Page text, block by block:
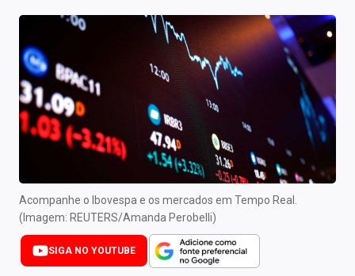
Newsletters
Cotações
Comprar ou vender?
Carteiras Recomendadas
Central de Dividendos
Central de Fundos Imobiliários
Central dos IPOs
Renda Fixa
Acompanhe o Ibovespa e os mercados em Tempo Real.
(Imagem: REUTERS/Amanda Perobelli)
SIGA NO YOUTUBE